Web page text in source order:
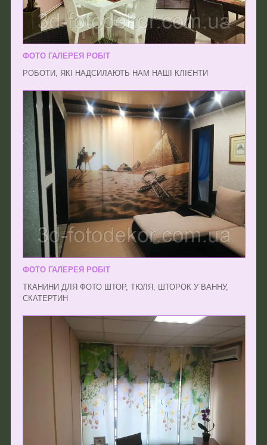
ФОТО ГАЛЕРЕЯ РОБІТ
РОБОТИ, ЯКІ НАДСИЛАЮТЬ НАМ НАШІ КЛІЄНТИ
ФОТО ГАЛЕРЕЯ РОБІТ
ТКАНИНИ ДЛЯ ФОТО ШТОР, ТЮЛЯ, ШТОРОК У ВАННУ,
СКАТЕРТИН